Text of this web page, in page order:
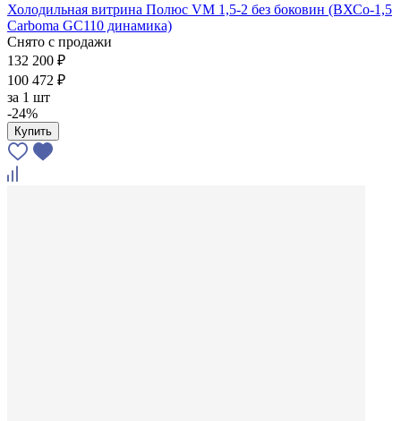
Холодильная витрина Полюс VM 1,5-2 без боковин (ВХСо-1,5
Carboma GC110 динамика)
Снято с продажи
132 200 ₽
100 472 ₽
за 1 шт
-24%
Купить